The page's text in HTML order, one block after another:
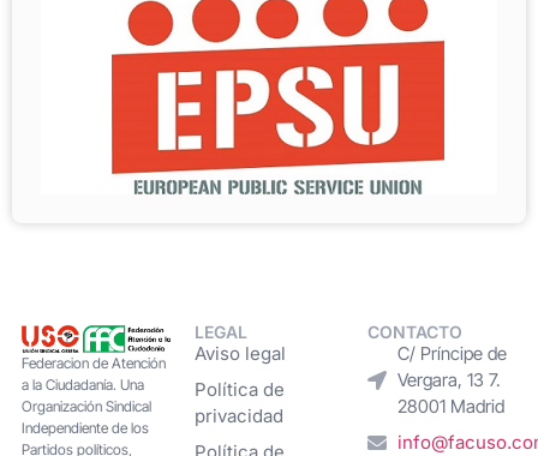
Federacion de Atención
a la Ciudadanía. Una
Organización Sindical
Independiente de los
Partidos políticos,
LEGAL
Aviso legal
Política de
privacidad
CONTACTO
C/ Príncipe de
Vergara, 13 7.
28001 Madrid